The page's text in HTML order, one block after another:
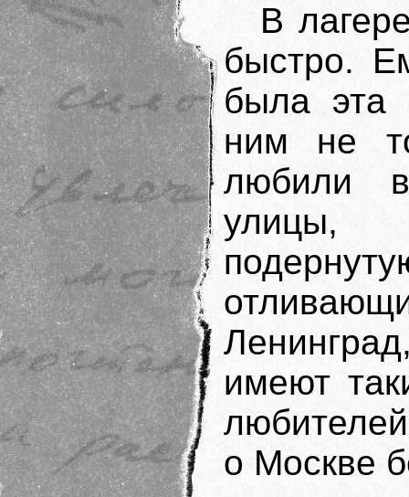
В
быстро.
была эта
ним не
любили
улицы,
имеют
о Москве